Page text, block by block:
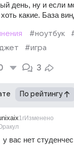
день, ну и если
хоть какие. База
#ноутбук
#игра
3
По рейтингу
1гИзменено
у вас нет